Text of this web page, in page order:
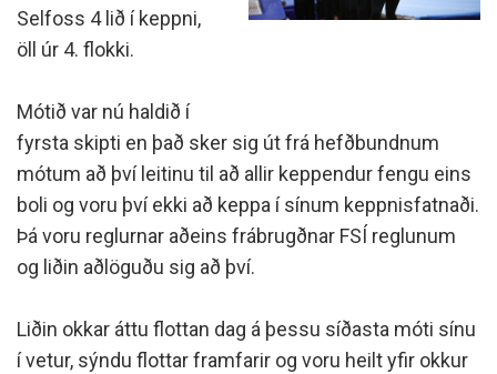
Selfoss 4 lið í keppni,
öll úr 4. flokki.
Mótið var nú haldið í
fyrsta skipti en það sker sig út frá hefðbundnum
mótum að því leitinu til að allir keppendur fengu eins
boli og voru því ekki að keppa í sínum keppnisfatnaði.
Þá voru reglurnar aðeins frábrugðnar FSÍ reglunum
og liðin aðlöguðu sig að því.
Liðin okkar áttu flottan dag á þessu síðasta móti sínu
í vetur, sýndu flottar framfarir og voru heilt yfir okkur